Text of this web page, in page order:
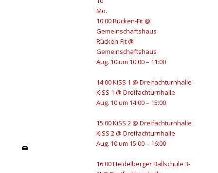
Mo.
10:00Rücken-Fit@
Gemeinschaftshaus
Rücken-Fit@
Gemeinschaftshaus
Aug. 10 um 10:00 – 11:00
14:00KiSS 1@ Dreifachturnhalle
KiSS 1 @ Dreifachturnhalle
Aug. 10 um 14:00 – 15:00
15:00KiSS 2@ Dreifachturnhalle
KiSS 2@ Dreifachturnhalle
Aug. 10 um 15:00 – 16:00
16:00Heidelberger Ballschule 3-